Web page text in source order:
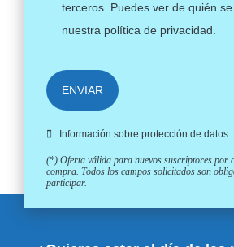
terceros. Puedes ver de quién
nuestra política de privacidad.
ENVIAR
Información sobre protección de datos
(*) Oferta válida para nuevos suscriptores por
compra. Todos los campos solicitados son
participar.